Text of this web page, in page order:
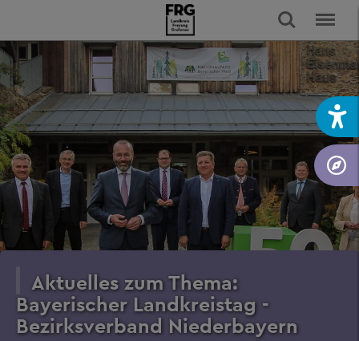
Aktuelles zum Thema:
Bayerischer Landkreistag -
Bezirksverband Niederbayern